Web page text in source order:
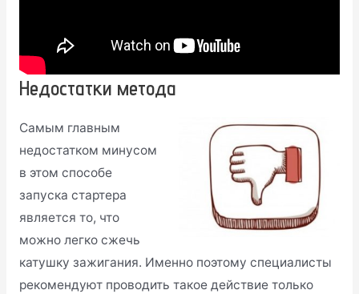
Недостатки метода
Самым главным
недостатком минусом
в этом способе
запуска стартера
является то, что
можно легко сжечь
катушку зажигания. Именно поэтому специалисты
рекомендуют проводить такое действие только